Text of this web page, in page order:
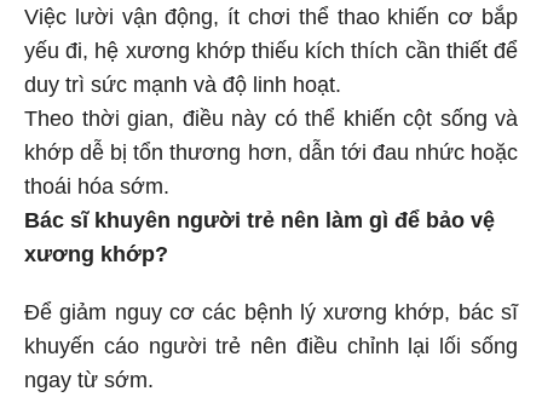
Việc lười vận động, ít chơi thể thao khiến cơ bắp
yếu đi, hệ xương khớp thiếu kích thích cần thiết để
duy trì sức mạnh và độ linh hoạt.
Theo thời gian, điều này có thể khiến cột sống và
khớp dễ bị tổn thương hơn, dẫn tới đau nhức hoặc
thoái hóa sớm.
Bác sĩ khuyên người trẻ nên làm gì để bảo vệ
xương khớp?
Để giảm nguy cơ các bệnh lý xương khớp, bác sĩ
khuyến cáo người trẻ nên điều chỉnh lại lối sống
ngay từ sớm.